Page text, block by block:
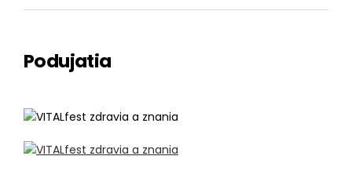
Podujatia